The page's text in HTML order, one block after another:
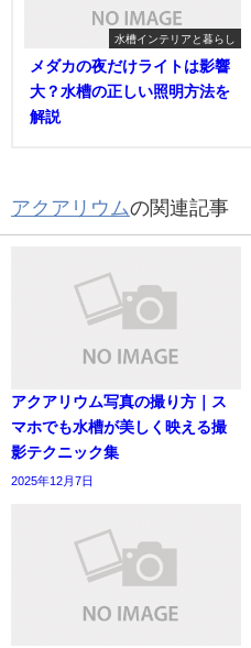
水槽インテリアと暮らし
メダカの夜だけライトは影響
大？水槽の正しい照明方法を
解説
アクアリウムの関連記事
アクアリウム写真の撮り方｜ス
マホでも水槽が美しく映える撮
影テクニック集
2025年12月7日